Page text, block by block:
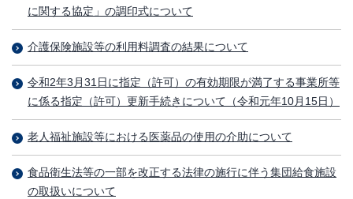
に関する協定」の調印式について
介護保険施設等の利用料調査の結果について
令和2年3月31日に指定（許可）の有効期限が満了する事業所等
に係る指定（許可）更新手続きについて（令和元年10月15日）
老人福祉施設等における医薬品の使用の介助について
食品衛生法等の一部を改正する法律の施行に伴う集団給食施設
の取扱いについて